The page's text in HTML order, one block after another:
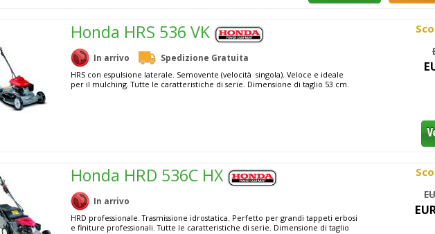
Honda HRS 536 VK
In arrivo
Spedizione Gratuita
HRS con espulsione laterale. Semovente (velocità singola). Veloce e ideale
per il mulching. Tutte le caratteristiche di serie. Dimensione di taglio 53 cm.
Honda HRD 536C HX
In arrivo
HRD professionale. Trasmissione idrostatica. Perfetto per grandi tappeti erbosi
e finiture professionali. Tutte le caratteristiche di serie. Dimensione di taglio